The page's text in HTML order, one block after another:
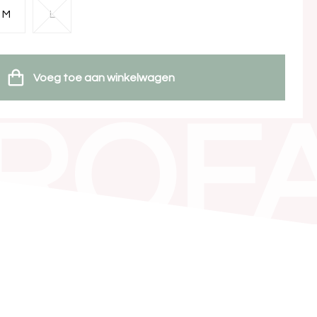
M L
Voeg toe aan winkelwagen